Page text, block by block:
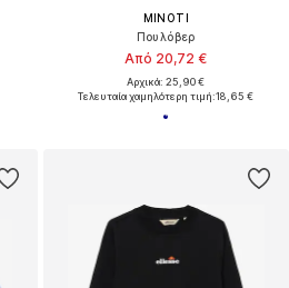
MINOTI
Πουλόβερ
Από 20,72 €
Αρχικά: 25,90 €
Τελευταία χαμηλότερη τιμή:18,65 €